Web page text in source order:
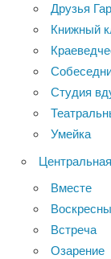
Друзья
Книжный
Студия
Умейка
Вместе
Встреча
Озарение